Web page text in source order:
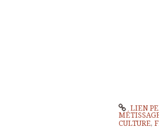
LIEN
CULTURE,